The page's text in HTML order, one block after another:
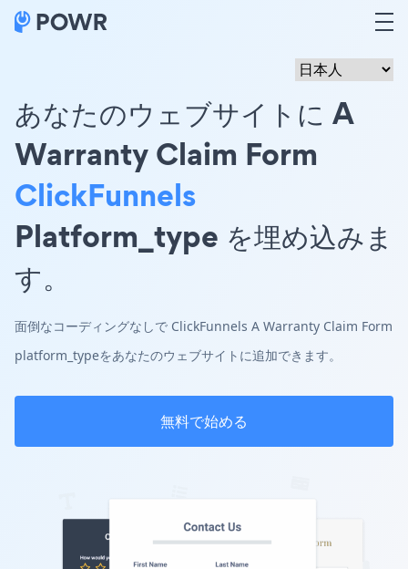
あなたのウェブサイトに A
Warranty Claim Form
ClickFunnels
Platform_type を埋め込みま
す。
面倒なコーディングなしで ClickFunnels A Warranty Claim Form
platform_typeをあなたのウェブサイトに追加できます。
無料で始める